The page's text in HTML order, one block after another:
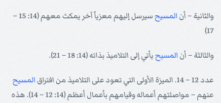
والثانية – أن المسيح
سيرسل إليهم معزياً آخر يمكث معهم (14: 15 –
17)
والثالثة – أن المسيح يأتي إلى التلاميذ بذاته (14: 18 – 21).
عدد 12 – 14. الميزة الأولى التي تعود على التلاميذ من افتراق
المسيح
عنهم – مواصلتهم أعماله وقيامهم بأعمال أعظم (14: 12 – 14). هذه